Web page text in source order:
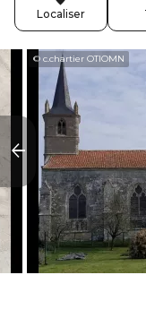
Localiser
© c.chartier OTIOMN